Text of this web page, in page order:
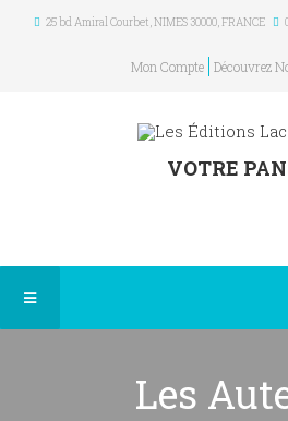
25 bd Amiral Courbet, NIMES 30000,FRANCE
Mon Compte Découvrez
VOTRE
Les